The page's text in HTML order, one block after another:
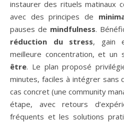
instaurer des rituels matinaux
avec des principes de
pauses de mindfulness.
réduction du stress, gain
meilleure concentration, et un
être. Le plan proposé
minutes, faciles à intégrer sans
cas concret (une community
étape, avec retours
fréquents et les solutions